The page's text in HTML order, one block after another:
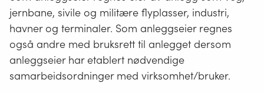
1996-
1.
For
av
militære
anlegg
for
skyting
med
med begrenset aktivitet kan grenseverdiene for
maksimalt lydnivå i gul og rød sone heves som
følgende:
aktivitet inntil 2 dager eller kvelder pr uke og
mindre enn 20 000 skudd pr år:
jernbane, sivile og militære flyplasser, industri,
havner og terminaler. Som anleggseier regnes
også andre med bruksrett til anlegget dersom
anleggseier har etablert nødvendige
samarbeidsordninger med virksomhet/bruker.